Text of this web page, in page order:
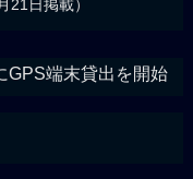
21日掲載）
GPS端末貸出を開始